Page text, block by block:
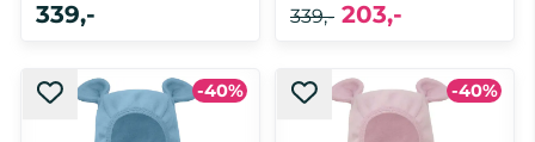
6-12 mnd, 1-2 år, 2-4 år, 4-6 år
339,-
6-12 mnd
203,-
339,-
-40% -40%